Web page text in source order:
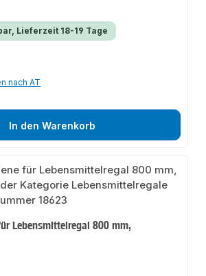
Lieferzeit 18-19 Tage
nach AT
In den Warenkorb
Lebensmittelregal 800 mm,